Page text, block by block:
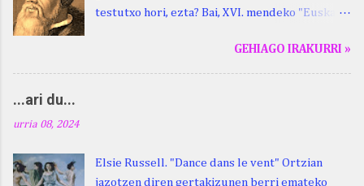
testutxo hori, ezta? Bai, XVI. mendeko "Euskara
justuri...) hitza berari ikasi genion aspaldixe.
Kontua da, beraren sorterrian, Beskoizen,
egun" izeneko omenaldia antolatu dute. Hauxe
GEHIAGO IRAKURRI »
...ari du...
urria 08, 2024
Elsie Russell. "Dance dans le vent" Ortzian
jazotzen diren gertakizunen berri emateko